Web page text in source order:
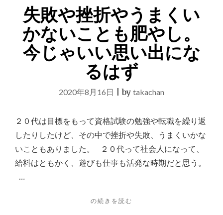
て
い
る
ら
こ
そ
一
生
懸
に
ろ
と
失敗や挫折やうまくい
かないことも肥やし。
今じゃいい思い出にな
るはず
2020年8月16日 |by takachan
２０代は目標をもって資格試験の勉強や転職を繰り返
したりしたけど、その中で挫折や失敗、うまくいかな
いこともありました。 ２０代って社会人になって、
給料はともかく、遊びも仕事も活発な時期だと思う。
…
"失
の続きを読む